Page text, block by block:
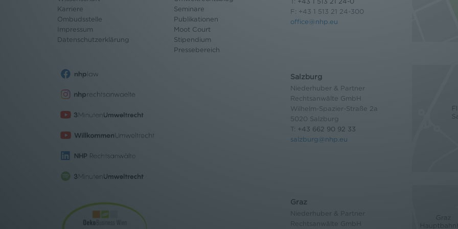
Karriere
Ombudsstelle
Impressum
Datenschutzerklärung
Seminare
Publikationen
Moot Court
Stipendium
Pressebereich
F: +43 1 513 21 24-300
office@nhp.eu
Salzburg
Niederhuber & Partner
Rechtsanwälte GmbH
Wilhelm-Spazier-Straße 2a
5020 Salzburg
T: +43 662 90 92 33
salzburg@nhp.eu
Graz
Niederhuber & Partner
Rechtsanwälte GmbH